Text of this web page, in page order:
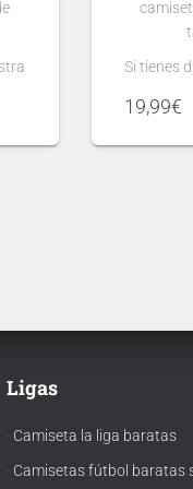
Si tienes
ha
19,99€
Ligas
· Camiseta la liga baratas
· Camisetas fútbol baratas